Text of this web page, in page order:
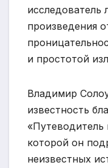
исследователь
произведения
и простотой
Владимир
известность
которой он
неизвестных